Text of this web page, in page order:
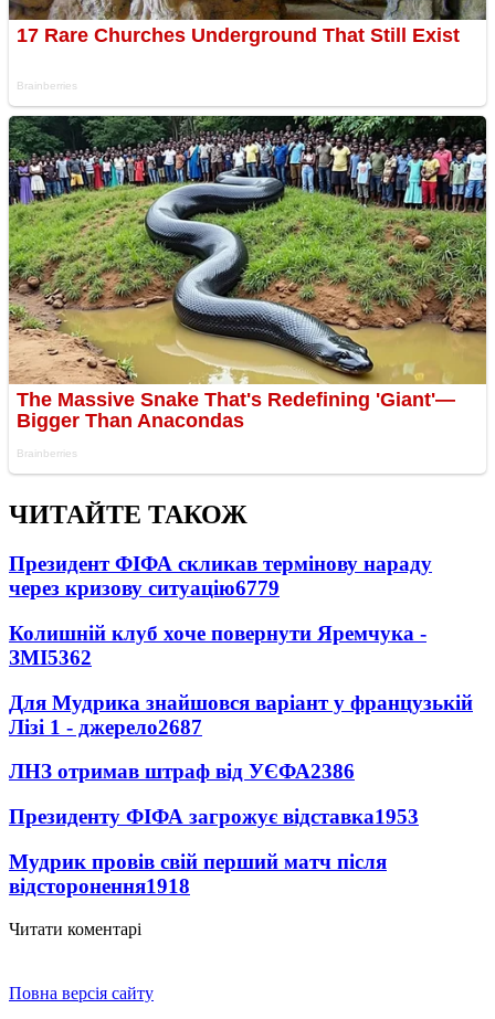
ЧИТАЙТЕ ТАКОЖ
Президент ФІФА скликав термінову нараду
через кризову ситуацію6779
Колишній клуб хоче повернути Яремчука -
ЗМІ5362
Для Мудрика знайшовся варіант у французькій
Лізі 1 - джерело2687
ЛНЗ отримав штраф від УЄФА2386
Президенту ФІФА загрожує відставка1953
Мудрик провів свій перший матч після
відсторонення1918
Читати коментарі
Повна версія сайту